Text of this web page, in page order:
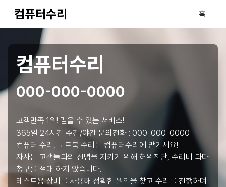
컴퓨터수리 홈
컴퓨터수리
000-000-0000
고객만족 1위! 믿을 수 있는 서비스!
365일 24시간 주간/야간 문의전화 : 000-000-0000
컴퓨터 수리, 노트북 수리는 컴퓨터수리에 맡기세요!
자사는 고객들과의 신념을 지키기 위해 허위진단, 수리비 과다
청구를 절대 하지 않습니다.
테스트용 장비를 사용해 정확한 원인을 찾고 수리를 진행하며